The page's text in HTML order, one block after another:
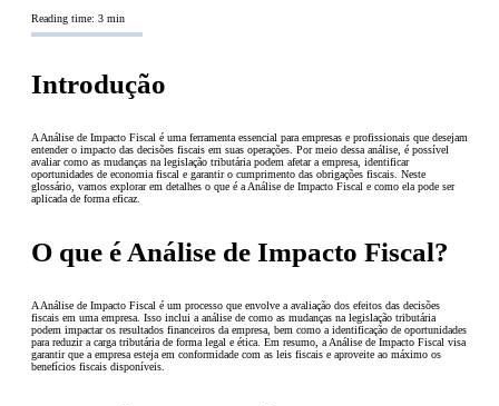
Reading time: 3 min
Introdução
A Análise de Impacto Fiscal é uma ferramenta essencial para empresas e profissionais que desejam
entender o impacto das decisões fiscais em suas operações. Por meio dessa análise, é possível
avaliar como as mudanças na legislação tributária podem afetar a empresa, identificar
oportunidades de economia fiscal e garantir o cumprimento das obrigações fiscais. Neste
glossário, vamos explorar em detalhes o que é a Análise de Impacto Fiscal e como ela pode ser
aplicada de forma eficaz.
O que é Análise de Impacto Fiscal?
A Análise de Impacto Fiscal é um processo que envolve a avaliação dos efeitos das decisões
fiscais em uma empresa. Isso inclui a análise de como as mudanças na legislação tributária
podem impactar os resultados financeiros da empresa, bem como a identificação de oportunidades
para reduzir a carga tributária de forma legal e ética. Em resumo, a Análise de Impacto Fiscal visa
garantir que a empresa esteja em conformidade com as leis fiscais e aproveite ao máximo os
benefícios fiscais disponíveis.